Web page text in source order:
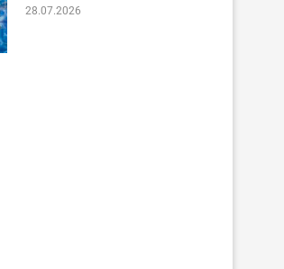
28.07.2026